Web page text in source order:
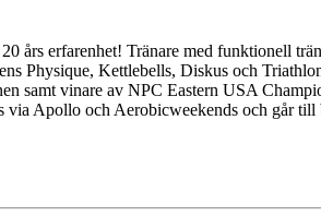
års erfarenhet! Tränare med funktionell
Physique, Kettlebells, Diskus och
samt vinare av NPC Eastern USA
via Apollo och Aerobicweekends och går